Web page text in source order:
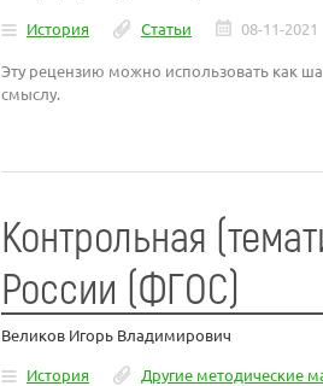
История
Статьи 08-11-2021
Эту рецензию можно использовать как
смыслу.
Контрольная
России (ФГОС)
Великов Игорь Владимирович
История
Другие методические